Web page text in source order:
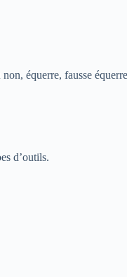
équerre, fausse
d’outils.